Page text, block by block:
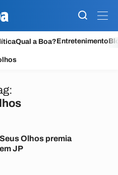
Qual a Boa?Entretenimento
Olhos premia
JP